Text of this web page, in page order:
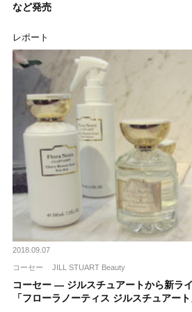
など発売
レポート
2018.09.07
コーセー JILL STUART Beauty
コーセー ― ジルスチュアートから新ラ
「フローラノーティス ジルスチュアー